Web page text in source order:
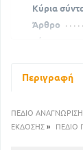
Κύρια
Άρθρο
Δίπτωτα
Σύνδεσμοι
Περί
Περιγραφή
ΠΕΔΙΟ
ΕΚΔΟΣΗΣ » ΠΕΔΙΟ